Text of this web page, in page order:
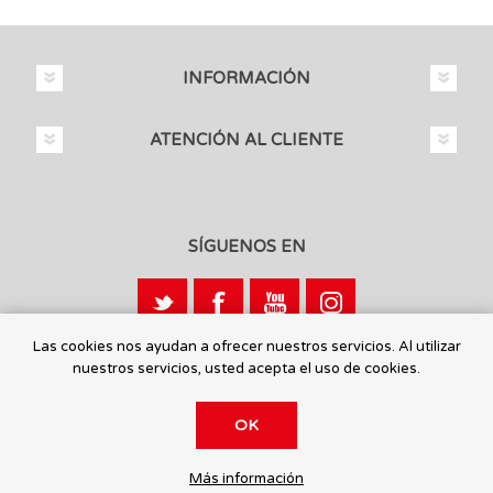
INFORMACIÓN
ATENCIÓN AL CLIENTE
SÍGUENOS EN
Calle León, 1 - 03440 Ibi, Alicante
Las cookies nos ayudan a ofrecer nuestros servicios. Al utilizar
nuestros servicios, usted acepta el uso de cookies.
OK
Más información